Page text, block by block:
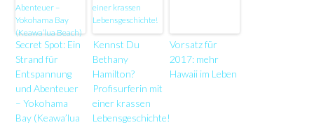
Secret Spot: Ein
Strand für
Entspannung
und Abenteuer
– Yokohama
Bay (Keawa’lua
Kennst Du
Bethany
Hamilton?
Profisurferin mit
einer krassen
Lebensgeschichte!
Vorsatz für
2017: mehr
Hawaii im Leben